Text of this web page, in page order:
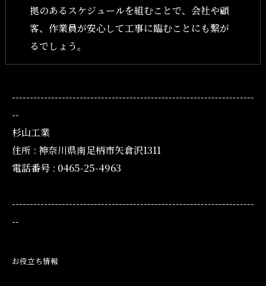
拠のあるスケジュールを組むことで、会社や顧
客、作業員が安心して工事に臨むことにも繋が
るでしょう。
--------------------------------------------------------------------
--
杉山工業
住所 : 神奈川県南足柄市矢倉沢1311
電話番号 : 0465-25-4963
--------------------------------------------------------------------
--
お役立ち情報